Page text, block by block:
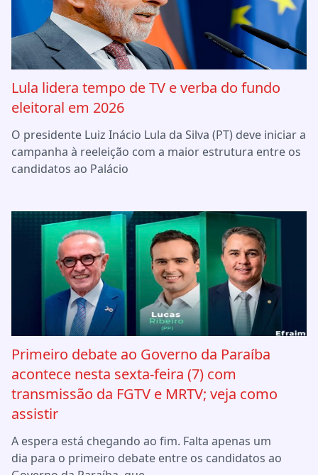
Lula lidera tempo de TV e verba do fundo
eleitoral em 2026
O presidente Luiz Inácio Lula da Silva (PT) deve iniciar a
campanha à reeleição com a maior estrutura entre os
candidatos ao Palácio
Primeiro debate ao Governo da Paraíba
acontece nesta sexta-feira (7) com
transmissão da FGTV e MRTV; veja como
assistir
A espera está chegando ao fim. Falta apenas um
dia para o primeiro debate entre os candidatos ao